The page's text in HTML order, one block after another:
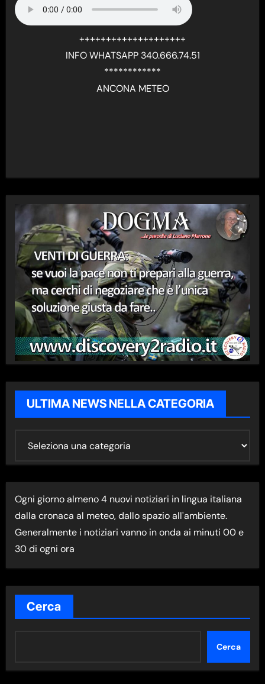
++++++++++++++++++++
INFO WHATSAPP 340.666.74.51
************
ANCONA METEO
ULTIMA NEWS NELLA CATEGORIA
M
A
N
E
W
S
E
A
Ogni giorno almeno 4 nuovi notiziari in lingua italiana
dalla cronaca al meteo, dallo spazio all'ambiente.
Generalmente i notiziari vanno in onda ai minuti 00 e
30 di ogni ora
Cerca
Cerca